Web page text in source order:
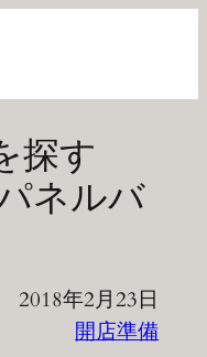
探す
ネルバ
2018年2月23日
開店準備